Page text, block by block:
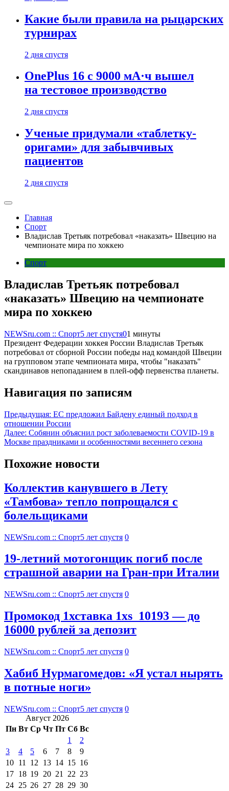
Какие были правила на рыцарских
турнирах
2 дня спустя
OnePlus 16 с 9000 мА·ч вышел
на тестовое производство
2 дня спустя
Ученые придумали «таблетку-
оригами» для забывчивых
пациентов
2 дня спустя
Главная
Спорт
Владислав Третьяк потребовал «наказать» Швецию на
чемпионате мира по хоккею
Спорт
Владислав Третьяк потребовал
«наказать» Швецию на чемпионате
мира по хоккею
NEWSru.com :: Спорт5 лет спустя01 минуты
Президент Федерации хоккея России Владислав Третьяк
потребовал от сборной России победы над командой Швеции
на групповом этапе чемпионата мира, чтобы "наказать"
скандинавов непопаданием в плей-офф первенства планеты.
Навигация по записям
Предыдущая: ЕС предложил Байдену единый подход в
отношении России
Далее: Собянин объяснил рост заболеваемости COVID-19 в
Москве праздниками и особенностями весеннего сезона
Похожие новости
Коллектив канувшего в Лету
«Тамбова» тепло попрощался с
болельщиками
NEWSru.com :: Спорт5 лет спустя 0
19-летний мотогонщик погиб после
страшной аварии на Гран-при Италии
NEWSru.com :: Спорт5 лет спустя 0
Промокод 1хставка 1xs_10193 — до
16000 рублей за депозит
NEWSru.com :: Спорт5 лет спустя 0
Хабиб Нурмагомедов: «Я устал нырять
в потные ноги»
NEWSru.com :: Спорт5 лет спустя 0
Август 2026
Пн Вт Ср Чт Пт Сб Вс
1
2
3
4 5 6 7 8
9
10 11 12 13 14 15 16
17 18 19 20 21 22 23
24 25 26 27 28 29 30